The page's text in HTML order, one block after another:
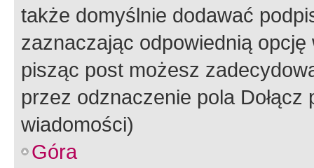
także domyślnie dodawać
zaznaczając odpowiednią
pisząc post możesz
przez odznaczenie pola
wiadomości)
Góra